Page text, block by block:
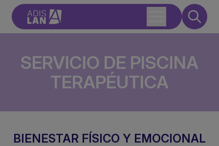
SERVICIO DE PISCINA
TERAPÉUTICA
BIENESTAR FÍSICO Y EMOCIONAL